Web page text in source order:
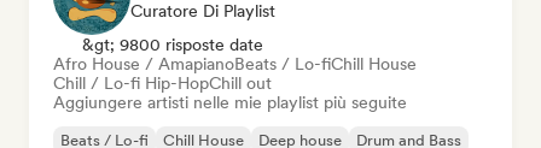
Curatore Di Playlist
&gt; 9800 risposte date
Afro House / AmapianoBeats / Lo-fiChill House
Chill / Lo-fi Hip-HopChill out
Aggiungere artisti nelle mie playlist più seguite
Beats / Lo-fi Chill House Deep house
Drum and Bass